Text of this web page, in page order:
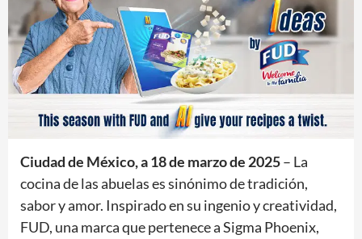
Ciudad de México, a 18 de marzo de 2025– La
cocina de las abuelas es sinónimo de tradición,
sabor y amor. Inspirado en su ingenio y creatividad,
FUD, una marca que pertenece a Sigma Phoenix,